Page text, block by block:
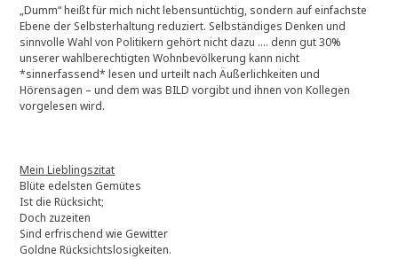
„Dumm“ heißt für mich nicht lebensuntüchtig, sondern auf einfachste
Ebene der Selbsterhaltung reduziert. Selbständiges Denken und
sinnvolle Wahl von Politikern gehört nicht dazu …. denn gut 30%
unserer wahlberechtigten Wohnbevölkerung kann nicht
*sinnerfassend* lesen und urteilt nach Äußerlichkeiten und
Hörensagen – und dem was BILD vorgibt und ihnen von Kollegen
vorgelesen wird.
Mein Lieblingszitat
Blüte edelsten Gemütes
Ist die Rücksicht;
Doch zuzeiten
Sind erfrischend wie Gewitter
Goldne Rücksichtslosigkeiten.